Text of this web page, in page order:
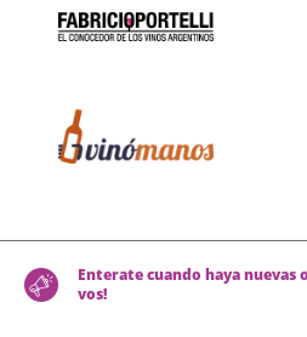
Enterate cuando haya
vos!